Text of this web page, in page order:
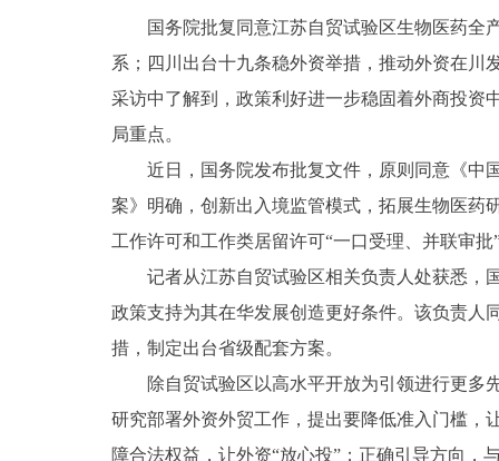
国务院批复同意江苏自贸试验区生物医药全产
系；四川出台十九条稳外资举措，推动外资在
采访中了解到，政策利好进一步稳固着外商投资
局重点。
近日，国务院发布批复文件，原则同意《中国
案》明确，创新出入境监管模式，拓展生物医药
工作许可和工作类居留许可“一口受理、并联审
记者从江苏自贸试验区相关负责人处获悉，国
政策支持为其在华发展创造更好条件。该负责人
措，制定出台省级配套方案。
除自贸试验区以高水平开放为引领进行更多先
研究部署外资外贸工作，提出要降低准入门槛，
障合法权益，让外资“放心投”；正确引导方向，